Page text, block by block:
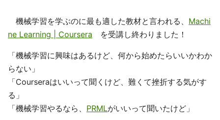
機械学習を学ぶのに最も適した教材と言われる、 Machi
ne Learning | Coursera を受講し終わりました！
「機械学習に興味はあるけど、何から始めたらいいかわか
らない」
「Courseraはいいって聞くけど、難くて挫折する気がす
る」
「機械学習やるなら、 PRMLがいいって聞いたけど」